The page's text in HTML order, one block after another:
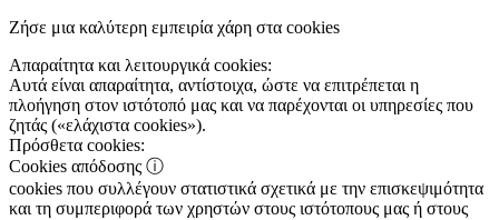
Ζήσε μια καλύτερη εμπειρία χάρη στα cookies
Απαραίτητα και λειτουργικά cookies:
Αυτά είναι απαραίτητα, αντίστοιχα, ώστε να επιτρέπεται η
πλοήγηση στον ιστότοπό μας και να παρέχονται οι υπηρεσίες που
ζητάς («ελάχιστα cookies»).
Πρόσθετα cookies:
Cookies απόδοσης ⓘ
cookies που συλλέγουν στατιστικά σχετικά με την επισκεψιμότητα
και τη συμπεριφορά των χρηστών στους ιστότοπους μας ή στους